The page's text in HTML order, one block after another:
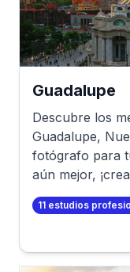
Guadalupe
Descubre los
Guadalupe,
fotógrafo para
aún mejor,
en minutos!
11 estudios